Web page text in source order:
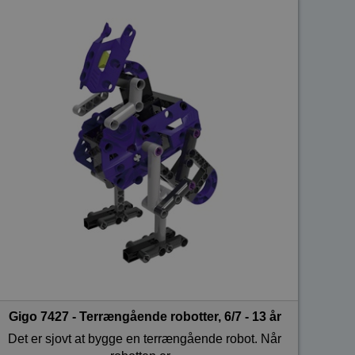
Gigo 7427 - Terrængående robotter, 6/7 - 13 år
Det er sjovt at bygge en terrængående robot. Når